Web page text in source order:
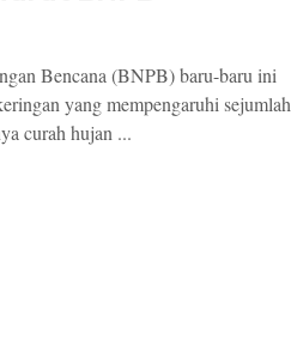
Bencana (BNPB) baru-baru ini
yang mempengaruhi sejumlah
curah hujan ...